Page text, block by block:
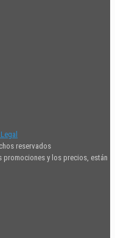
reservados
y los precios, están